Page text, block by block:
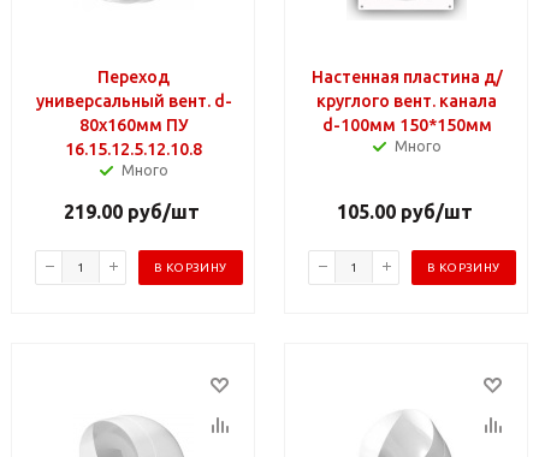
Переход
универсальный вент. d-
80х160мм ПУ
16.15.12.5.12.10.8
Много
219.00руб/шт
В КОРЗИНУ
Настенная пластина д/
круглого вент. канала
d-100мм 150*150мм
Много
105.00руб/шт
В КОРЗИНУ